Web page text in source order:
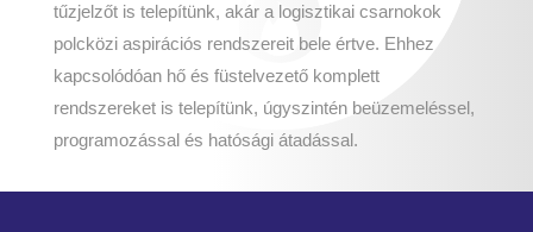
tűzjelzőt is telepítünk, akár a logisztikai csarnokok
polcközi aspirációs rendszereit bele értve. Ehhez
kapcsolódóan hő és füstelvezető komplett
rendszereket is telepítünk, úgyszintén beüzemeléssel,
programozással és hatósági átadással.